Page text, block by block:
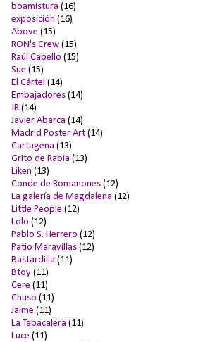
boamistura (16)
exposición (16)
Above (15)
RON's Crew (15)
Raúl Cabello (15)
Sue (15)
El Cártel (14)
Embajadores (14)
JR (14)
Javier Abarca (14)
Madrid Poster Art (14)
Cartagena (13)
Grito de Rabia (13)
Liken (13)
Conde de Romanones (12)
La galería de Magdalena (12)
Little People (12)
Lolo (12)
Pablo S. Herrero (12)
Patio Maravillas (12)
Bastardilla (11)
Btoy (11)
Cere (11)
Chuso (11)
Jaime (11)
La Tabacalera (11)
Luce (11)